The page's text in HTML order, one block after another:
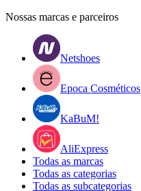
Nossas marcas e parceiros
Netshoes
Epoca Cosméticos
KaBuM!
AliExpress
Todas as marcas
Todas as categorias
Todas as subcategorias